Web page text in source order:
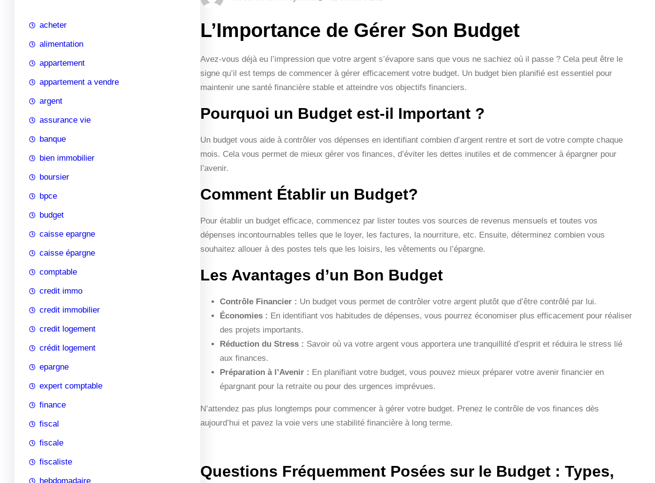
h
acheter
alimentation
appartement
appartement a vendre
argent
assurance vie
banque
bien immobilier
boursier
bpce
budget
caisse epargne
caisse épargne
comptable
credit immo
credit immobilier
credit logement
crédit logement
epargne
expert comptable
finance
fiscal
fiscale
fiscaliste
hebdomadaire
L’Importance de Gérer Son Budget
Avez-vous déjà eu l’impression que votre argent s’évapore sans que vous ne sachiez où il passe ? Cela peut être le
signe qu’il est temps de commencer à gérer efficacement votre budget. Un budget bien planifié est essentiel pour
maintenir une santé financière stable et atteindre vos objectifs financiers.
Pourquoi un Budget est-il Important ?
Un budget vous aide à contrôler vos dépenses en identifiant combien d’argent rentre et sort de votre compte chaque
mois. Cela vous permet de mieux gérer vos finances, d’éviter les dettes inutiles et de commencer à épargner pour
l’avenir.
Comment Établir un Budget?
Pour établir un budget efficace, commencez par lister toutes vos sources de revenus mensuels et toutes vos
dépenses incontournables telles que le loyer, les factures, la nourriture, etc. Ensuite, déterminez combien vous
souhaitez allouer à des postes tels que les loisirs, les vêtements ou l’épargne.
Les Avantages d’un Bon Budget
Contrôle Financier : Un budget vous permet de contrôler votre argent plutôt que d’être contrôlé par lui.
Économies : En identifiant vos habitudes de dépenses, vous pourrez économiser plus efficacement pour réaliser
des projets importants.
Réduction du Stress : Savoir où va votre argent vous apportera une tranquillité d’esprit et réduira le stress lié
aux finances.
Préparation à l’Avenir : En planifiant votre budget, vous pouvez mieux préparer votre avenir financier en
épargnant pour la retraite ou pour des urgences imprévues.
N’attendez pas plus longtemps pour commencer à gérer votre budget. Prenez le contrôle de vos finances dès
aujourd’hui et pavez la voie vers une stabilité financière à long terme.
Questions Fréquemment Posées sur le Budget : Types,